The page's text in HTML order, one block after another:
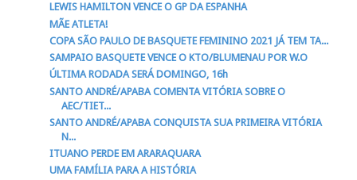
LEWIS HAMILTON VENCE O GP DA ESPANHA
MÃE ATLETA!
COPA SÃO PAULO DE BASQUETE FEMININO 2021 JÁ TEM TA...
SAMPAIO BASQUETE VENCE O KTO/BLUMENAU POR W.O
ÚLTIMA RODADA SERÁ DOMINGO, 16h
SANTO ANDRÉ/APABA COMENTA VITÓRIA SOBRE O
AEC/TIET...
SANTO ANDRÉ/APABA CONQUISTA SUA PRIMEIRA VITÓRIA
N...
ITUANO PERDE EM ARARAQUARA
UMA FAMÍLIA PARA A HISTÓRIA